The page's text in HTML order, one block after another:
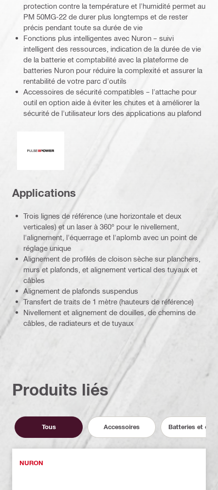
protection contre la température et l'humidité permet au
PM 50MG-22 de durer plus longtemps et de rester
précis pendant toute sa durée de vie
Fonctions plus intelligentes avec Nuron – suivi
intelligent des ressources, indication de la durée de vie
de la batterie et comptabilité avec la plateforme de
batteries Nuron pour réduire la complexité et assurer la
rentabilité de votre parc d'outils
Accessoires de sécurité compatibles – l'attache pour
outil en option aide à éviter les chutes et à améliorer la
sécurité de l'utilisateur lors des applications au plafond
Applications
Trois lignes de référence (une horizontale et deux
verticales) et un laser à 360° pour le nivellement,
l'alignement, l'équerrage et l'aplomb avec un point de
réglage unique
Alignement de profilés de cloison sèche sur planchers,
murs et plafonds, et alignement vertical des tuyaux et
câbles
Alignement de plafonds suspendus
Transfert de traits de 1 mètre (hauteurs de référence)
Nivellement et alignement de douilles, de chemins de
câbles, de radiateurs et de tuyaux
Produits liés
Tous Accessoires Batteries et
NURON